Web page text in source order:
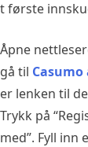
første
Åpne
gå til Casumo
er lenken til
Trykk på
med”. Fyll inn